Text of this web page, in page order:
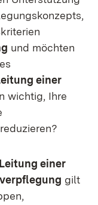
und möchten
einer
wichtig, Ihre
Leitung einer
gilt